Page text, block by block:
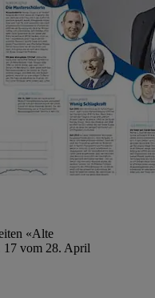
«Alte
17 vom 28. April